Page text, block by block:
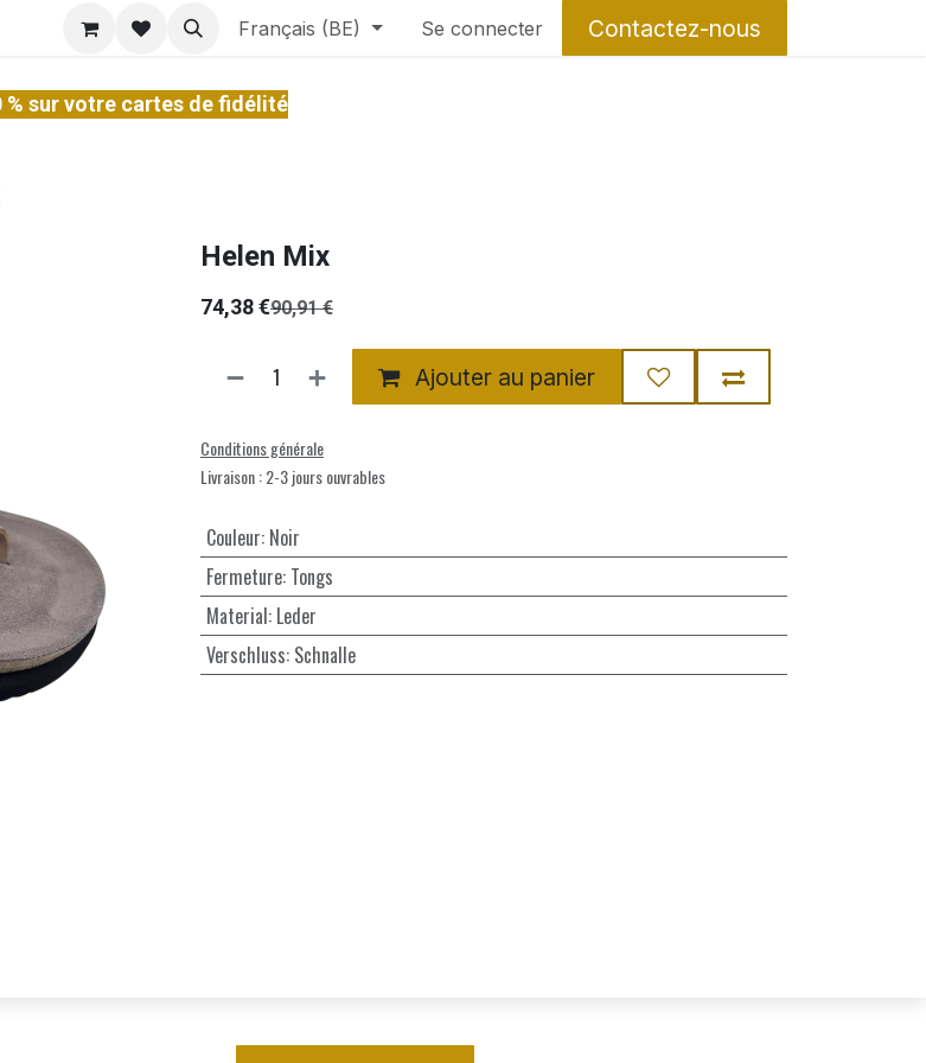
Services Français (BE) Se connecter Contactez-nous
% sur votre cartes de fidélité
Helen Mix
74,38€90,91€
Ajouter au panier
Conditions générale
Livraison : 2-3 jours ouvrables
Couleur: Noir
Fermeture: Tongs
Material: Leder
Verschluss: Schnalle